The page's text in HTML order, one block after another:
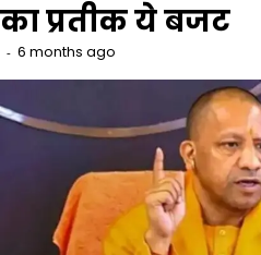
का प्रतीक ये बजट
6 months ago